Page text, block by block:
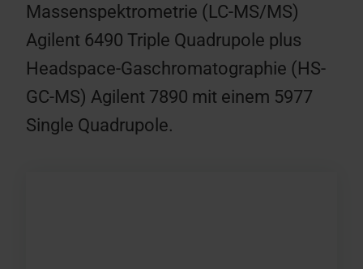
Massenspektrometrie (LC-MS/MS)
Agilent 6490 Triple Quadrupole plus
Headspace-Gaschromatographie (HS-
GC-MS) Agilent 7890 mit einem 5977
Single Quadrupole.